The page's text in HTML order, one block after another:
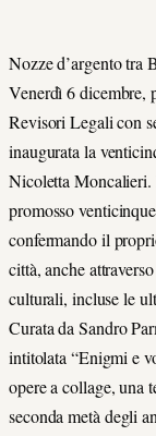
Nozze d’argento tra
Venerdì 6 dicembre,
Revisori Legali con
inaugurata la
Nicoletta
promosso
confermando il
città, anche
culturali, incluse le
Curata da Sandro
intitolata “Enigmi e
opere a collage, una
seconda metà degli